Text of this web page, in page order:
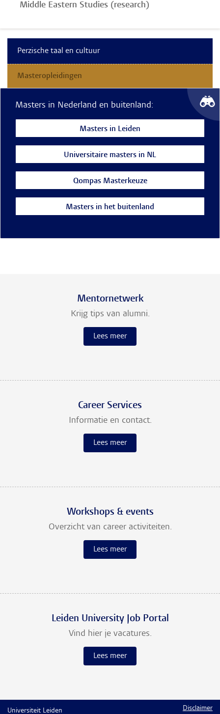
Middle Eastern Studies (research)
Perzische taal en cultuur
Masteropleidingen
Masters in Nederland en buitenland:
Masters in Leiden
Universitaire masters in NL
Qompas Masterkeuze
Masters in het buitenland
Mentornetwerk
Krijg tips van alumni.
Lees meer
Career Services
Informatie en contact.
Lees meer
Workshops & events
Overzicht van career activiteiten.
Lees meer
Leiden University Job Portal
Vind hier je vacatures.
Lees meer
Universiteit Leiden Disclaimer